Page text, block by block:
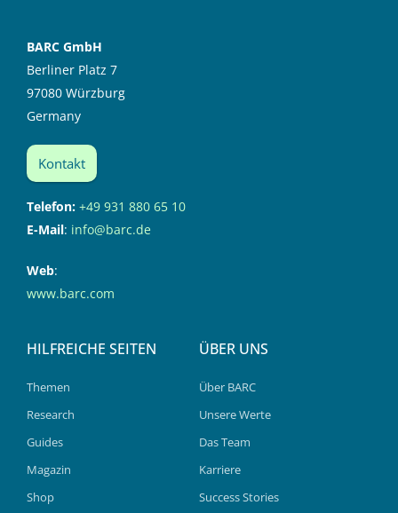
BARC GmbH
Berliner Platz 7
97080 Würzburg
Germany
Kontakt
Telefon: +49 931 880 65 10
E-Mail: info@barc.de
Web:
www.barc.com
HILFREICHE SEITEN
Themen
Research
Guides
Magazin
Shop
ÜBER UNS
Über BARC
Unsere Werte
Das Team
Karriere
Success Stories